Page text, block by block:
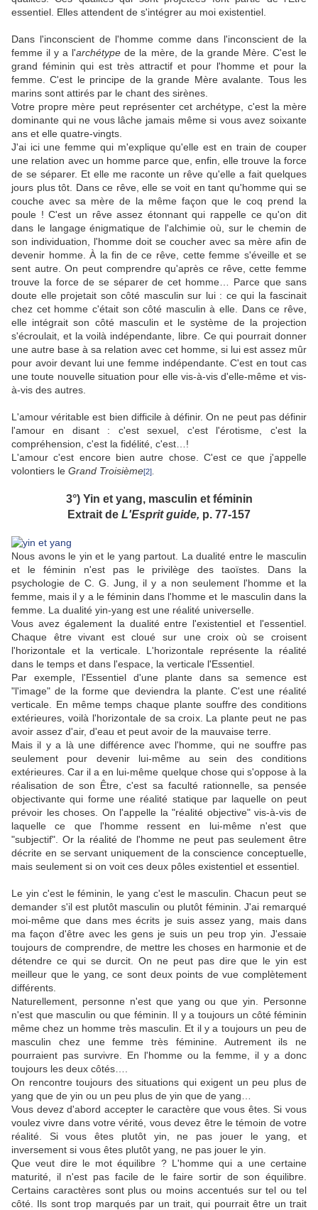
essentiel. Elles attendent de s'intégrer au moi existentiel.
Dans l'inconscient de l'homme comme dans l'inconscient de la
femme il y a l'archétype de la mère, de la grande Mère. C'est le
grand féminin qui est très attractif et pour l'homme et pour la
femme. C'est le principe de la grande Mère avalante. Tous les
marins sont attirés par le chant des sirènes.
Votre propre mère peut représenter cet archétype, c'est la mère
dominante qui ne vous lâche jamais même si vous avez soixante
ans et elle quatre-vingts.
J'ai ici une femme qui m'explique qu'elle est en train de couper
une relation avec un homme parce que, enfin, elle trouve la force
de se séparer. Et elle me raconte un rêve qu'elle a fait quelques
jours plus tôt. Dans ce rêve, elle se voit en tant qu'homme qui se
couche avec sa mère de la même façon que le coq prend la
poule ! C'est un rêve assez étonnant qui rappelle ce qu'on dit
dans le langage énigmatique de l'alchimie où, sur le chemin de
son individuation, l'homme doit se coucher avec sa mère afin de
devenir homme. À la fin de ce rêve, cette femme s'éveille et se
sent autre. On peut comprendre qu'après ce rêve, cette femme
trouve la force de se séparer de cet homme… Parce que sans
doute elle projetait son côté masculin sur lui : ce qui la fascinait
chez cet homme c'était son côté masculin à elle. Dans ce rêve,
elle intégrait son côté masculin et le système de la projection
s'écroulait, et la voilà indépendante, libre. Ce qui pourrait donner
une autre base à sa relation avec cet homme, si lui est assez mûr
pour avoir devant lui une femme indépendante. C'est en tout cas
une toute nouvelle situation pour elle vis-à-vis d'elle-même et vis-
à-vis des autres.
L'amour véritable est bien difficile à définir. On ne peut pas définir
l'amour en disant : c'est sexuel, c'est l'érotisme, c'est la
compréhension, c'est la fidélité, c'est…!
L'amour c'est encore bien autre chose. C'est ce que j'appelle
volontiers le Grand Troisième[2]
3°) Yin et yang, masculin et féminin
Extrait de L'Esprit guide, p. 77-157
Nous avons le yin et le yang partout. La dualité entre le masculin
et le féminin n'est pas le privilège des taoïstes. Dans la
psychologie de C. G. Jung, il y a non seulement l'homme et la
femme, mais il y a le féminin dans l'homme et le masculin dans la
femme. La dualité yin-yang est une réalité universelle.
Vous avez également la dualité entre l'existentiel et l'essentiel.
Chaque être vivant est cloué sur une croix où se croisent
l'horizontale et la verticale. L'horizontale représente la réalité
dans le temps et dans l'espace, la verticale l'Essentiel.
Par exemple, l'Essentiel d'une plante dans sa semence est
"l'image" de la forme que deviendra la plante. C'est une réalité
verticale. En même temps chaque plante souffre des conditions
extérieures, voilà l'horizontale de sa croix. La plante peut ne pas
avoir assez d'air, d'eau et peut avoir de la mauvaise terre.
Mais il y a là une différence avec l'homme, qui ne souffre pas
seulement pour devenir lui-même au sein des conditions
extérieures. Car il a en lui-même quelque chose qui s'oppose à la
réalisation de son Être, c'est sa faculté rationnelle, sa pensée
objectivante qui forme une réalité statique par laquelle on peut
prévoir les choses. On l'appelle la "réalité objective" vis-à-vis de
laquelle ce que l'homme ressent en lui-même n'est que
"subjectif". Or la réalité de l'homme ne peut pas seulement être
décrite en se servant uniquement de la conscience conceptuelle,
mais seulement si on voit ces deux pôles existentiel et essentiel.
Le yin c'est le féminin, le yang c'est le masculin. Chacun peut se
demander s'il est plutôt masculin ou plutôt féminin. J'ai remarqué
moi-même que dans mes écrits je suis assez yang, mais dans
ma façon d'être avec les gens je suis un peu trop yin. J'essaie
toujours de comprendre, de mettre les choses en harmonie et de
détendre ce qui se durcit. On ne peut pas dire que le yin est
meilleur que le yang, ce sont deux points de vue complètement
différents.
Naturellement, personne n'est que yang ou que yin. Personne
n'est que masculin ou que féminin. Il y a toujours un côté féminin
même chez un homme très masculin. Et il y a toujours un peu de
masculin chez une femme très féminine. Autrement ils ne
pourraient pas survivre. En l'homme ou la femme, il y a donc
toujours les deux côtés….
On rencontre toujours des situations qui exigent un peu plus de
yang que de yin ou un peu plus de yin que de yang…
Vous devez d'abord accepter le caractère que vous êtes. Si vous
voulez vivre dans votre vérité, vous devez être le témoin de votre
réalité. Si vous êtes plutôt yin, ne pas jouer le yang, et
inversement si vous êtes plutôt yang, ne pas jouer le yin.
Que veut dire le mot équilibre ? L'homme qui a une certaine
maturité, il n'est pas facile de le faire sortir de son équilibre.
Certains caractères sont plus ou moins accentués sur tel ou tel
côté. Ils sont trop marqués par un trait, qui pourrait être un trait